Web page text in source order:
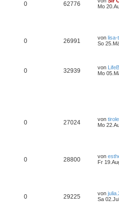
0 62776
Mo
0 26991 von lisa-
So
0 32939 von
Mo
0 27024 von
Mo
0 28800 von
Fr
0 29225 von
Sa